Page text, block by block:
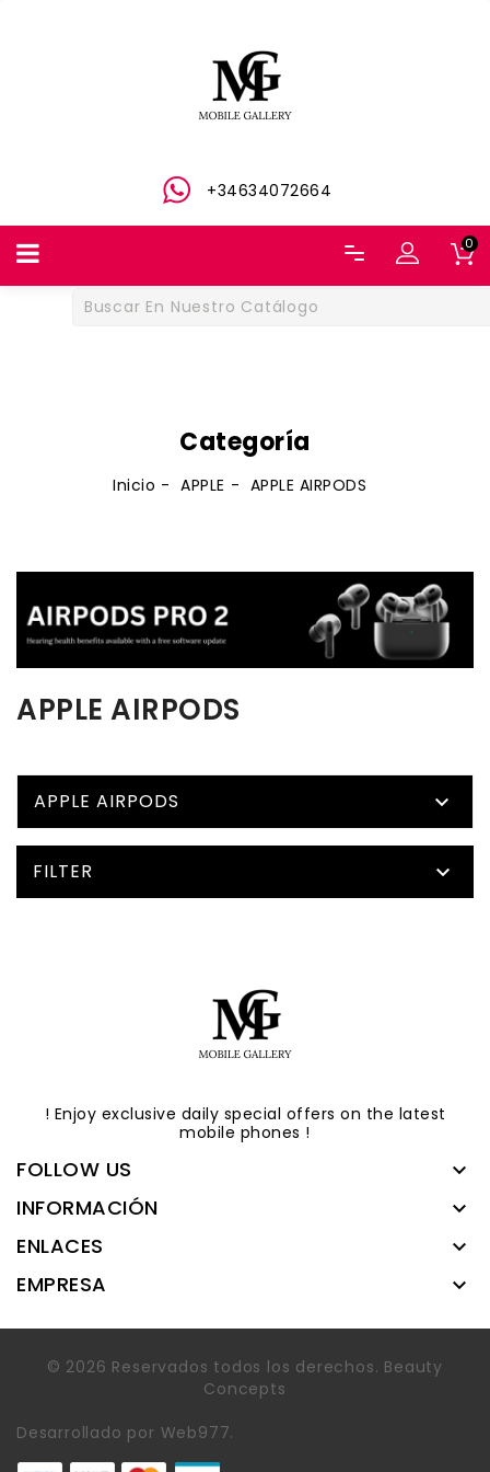
+34634072664
0
Categoría
Inicio APPLE APPLE AIRPODS
APPLE AIRPODS
APPLE AIRPODS 
FILTER 
! Enjoy exclusive daily special offers on the latest
mobile phones !
FOLLOW US 
INFORMACIÓN 
ENLACES 
EMPRESA 
© 2026 Reservados todos los derechos. Beauty
Concepts
Desarrollado por Web977.